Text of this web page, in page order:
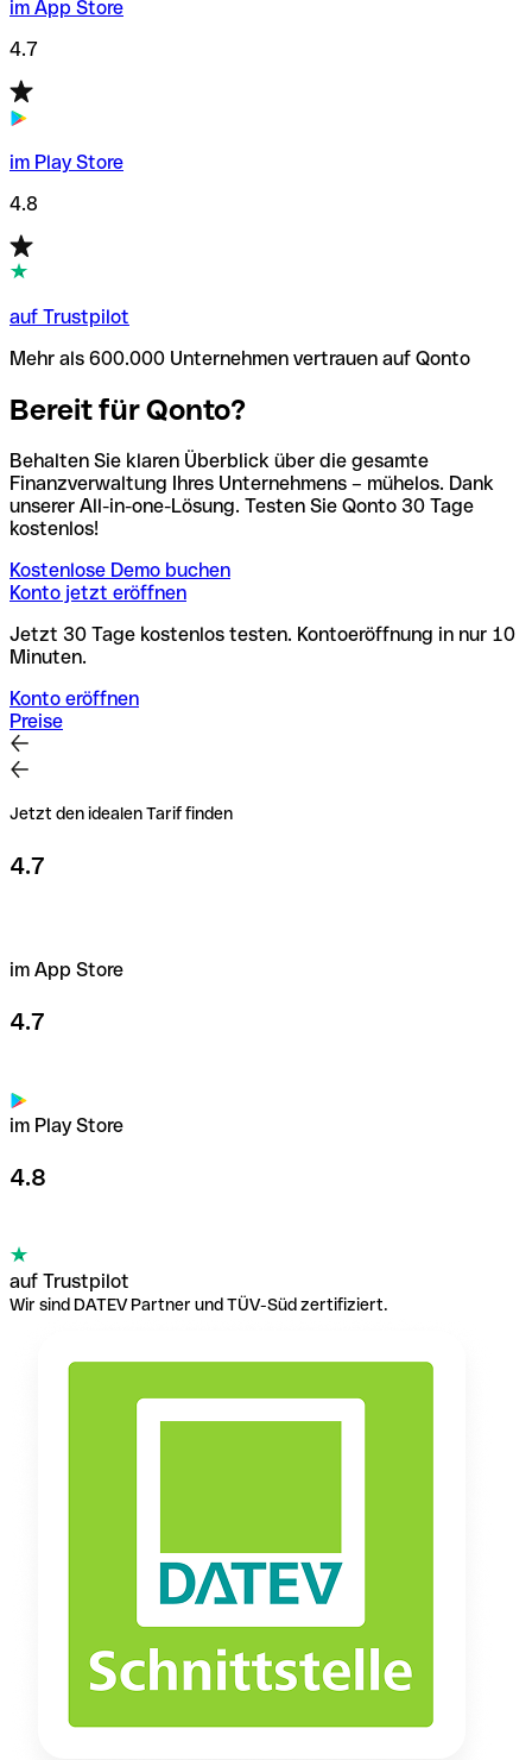
im App Store
4.7
im Play Store
4.8
auf Trustpilot
Mehr als 600.000 Unternehmen vertrauen auf Qonto
Bereit für Qonto?
Behalten Sie klaren Überblick über die gesamte
Finanzverwaltung Ihres Unternehmens – mühelos. Dank
unserer All-in-one-Lösung. Testen Sie Qonto 30 Tage
kostenlos!
Kostenlose Demo buchen
Konto jetzt eröffnen
Jetzt 30 Tage kostenlos testen. Kontoeröffnung in nur 10
Minuten.
Konto eröffnen
Preise
Jetzt den idealen Tarif finden
4.7
im App Store
4.7
im Play Store
4.8
auf Trustpilot
Wir sind DATEV Partner und TÜV-Süd zertifiziert.